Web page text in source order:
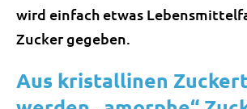
wird einfach etwas
Zucker gegeben.
Aus kristallinen